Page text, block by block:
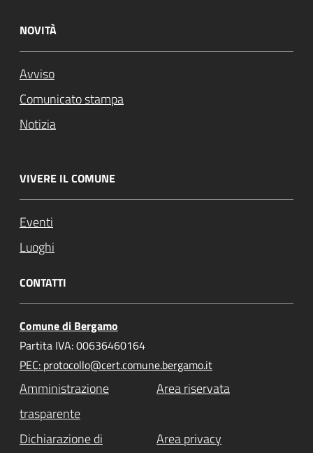
NOVITÀ
Avviso
Comunicato stampa
Notizia
VIVERE IL COMUNE
Eventi
Luoghi
CONTATTI
Comune di Bergamo
Partita IVA: 00636460164
PEC: protocollo@cert.comune.bergamo.it
Amministrazione
trasparente
Area riservata
Dichiarazione di
Area privacy